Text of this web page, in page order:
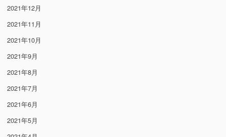
2021年12月
2021年11月
2021年10月
2021年9月
2021年8月
2021年7月
2021年6月
2021年5月